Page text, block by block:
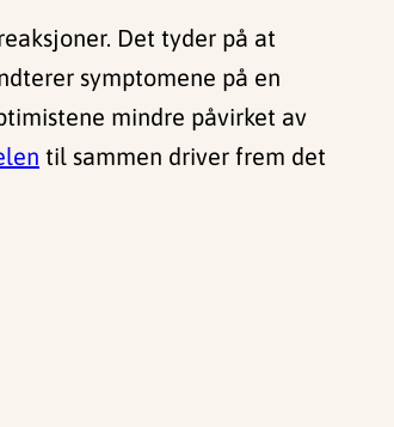
Det tyder på at
symptomene på en
mindre påvirket av
til sammen driver frem det